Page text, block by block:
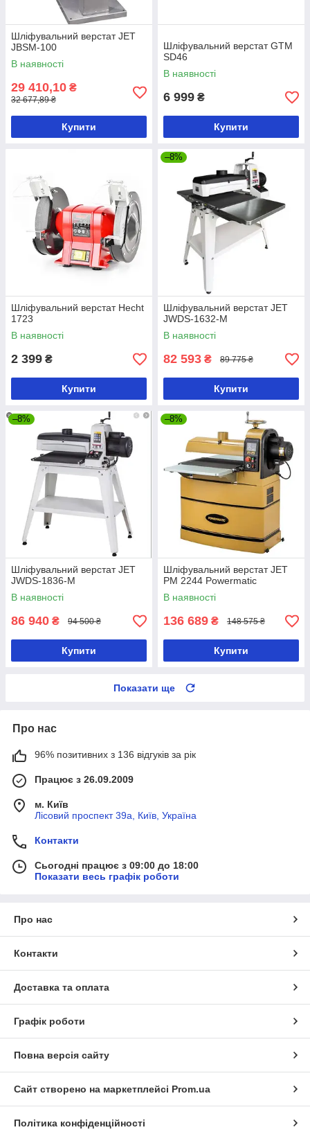
Шліфувальний верстат JET
JBSM-100
В наявності
29 410,10 ₴
32 677,89 ₴
Купити
Шліфувальний верстат GTM
SD46
В наявності
6 999 ₴
Купити
Шліфувальний верстат Hecht
1723
В наявності
2 399 ₴
Купити
–8%
Шліфувальний верстат JET
JWDS-1632-M
В наявності
82 593 ₴ 89 775 ₴
Купити
–8%
Шліфувальний верстат JET
JWDS-1836-М
В наявності
86 940 ₴ 94 500 ₴
Купити
–8%
Шліфувальний верстат JET
PM 2244 Powermatic
В наявності
136 689 ₴ 148 575 ₴
Купити
Показати ще
Про нас
96% позитивних з 136 відгуків за рік
Працює з 26.09.2009
м. Київ
Лісовий проспект 39а, Київ, Україна
Контакти
Сьогодні працює з 09:00 до 18:00
Показати весь графік роботи
Про нас
Контакти
Доставка та оплата
Графік роботи
Повна версія сайту
Сайт створено на маркетплейсі Prom.ua
Політика конфіденційності